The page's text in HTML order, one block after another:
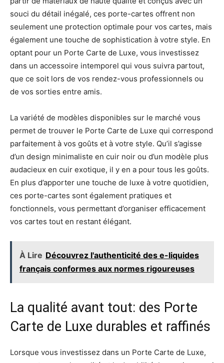
souci du détail inégalé, ces porte-cartes offrent non
seulement une protection optimale pour vos cartes, mais
également une touche de sophistication à votre style. En
optant pour un Porte Carte de Luxe, vous investissez
dans un accessoire intemporel qui vous suivra partout,
que ce soit lors de vos rendez-vous professionnels ou
de vos sorties entre amis.
La variété de modèles disponibles sur le marché vous
permet de trouver le Porte Carte de Luxe qui correspond
parfaitement à vos goûts et à votre style. Qu’il s’agisse
d’un design minimaliste en cuir noir ou d’un modèle plus
audacieux en cuir exotique, il y en a pour tous les goûts.
En plus d’apporter une touche de luxe à votre quotidien,
ces porte-cartes sont également pratiques et
fonctionnels, vous permettant d’organiser efficacement
vos cartes tout en restant élégant.
À Lire Découvrez l'authenticité des e-liquides
français conformes aux normes rigoureuses
La qualité avant tout: des Porte
Carte de Luxe durables et raffinés
Lorsque vous investissez dans un Porte Carte de Luxe,